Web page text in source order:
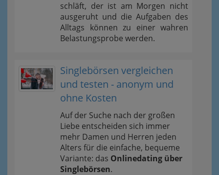
schläft, der ist am Morgen nicht
ausgeruht und die Aufgaben des
Alltags können zu einer wahren
Belastungsprobe werden.
Singlebörsen vergleichen
und testen - anonym und
ohne Kosten
Auf der Suche nach der großen
Liebe entscheiden sich immer
mehr Damen und Herren jeden
Alters für die einfache, bequeme
Variante: das Onlinedating über
Singlebörsen.